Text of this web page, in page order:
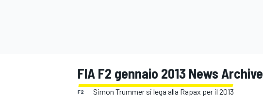
FIA F2 gennaio 2013 News Archive
F2 Simon Trummer si lega alla Rapax per il 2013